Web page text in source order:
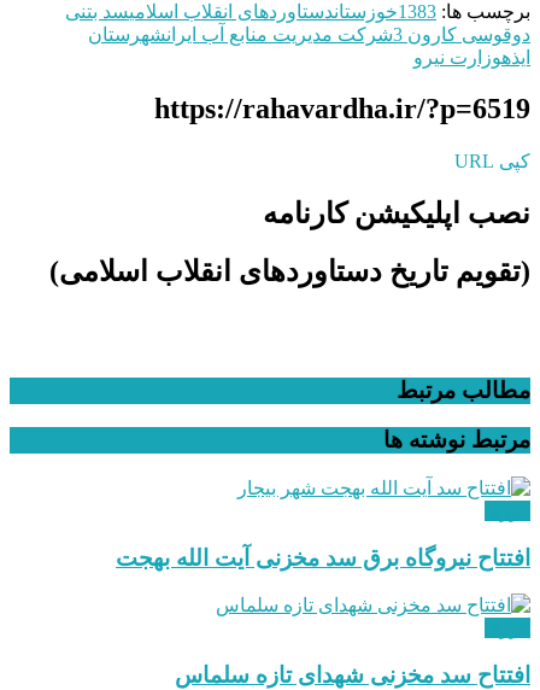
برچسب ها: 1383خوزستاندستاوردهای انقلاب اسلامیسد بتنی
دوقوسی کارون 3
شرکت مدیریت منابع آب ایرانشهرستان
ایذهوزارت نیرو
https://rahavardha.ir/?p=6519
کپی URL
نصب اپلیکیشن کارنامه
(تقویم تاریخ دستاوردهای انقلاب اسلامی​)
مطالب مرتبط
مرتبط نوشته ها
افتتاح نیروگاه برق سد مخزنی آیت الله بهجت
افتتاح سد مخزنی شهدای تازه سلماس